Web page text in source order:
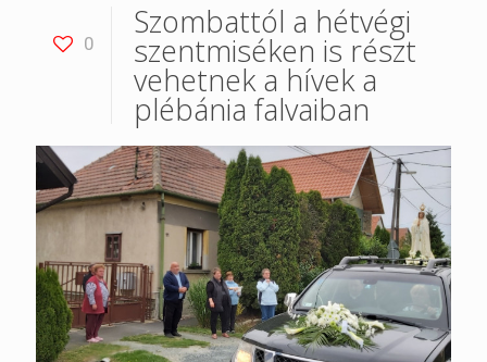
0
Szombattól a hétvégi
szentmiséken is részt
vehetnek a hívek a
plébánia falvaiban